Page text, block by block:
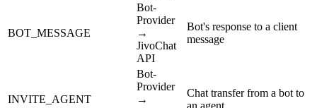
BOT_MESSAGE
Bot-
Provider
→
JivoChat
API
Bot's response to a client
message
INVITE_AGENT
Bot-
Provider
→
Chat transfer from a bot to
an agent